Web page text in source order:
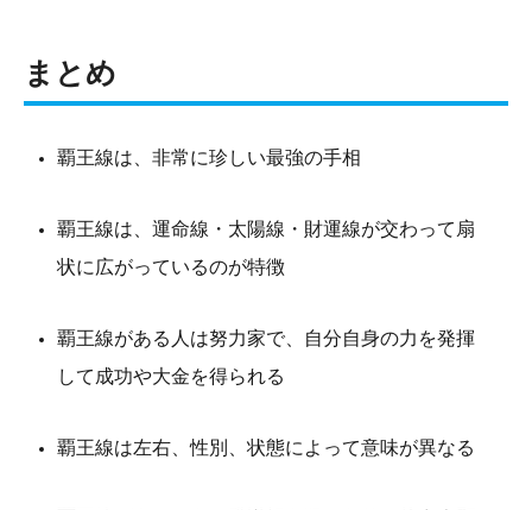
まとめ
覇王線は、非常に珍しい最強の手相
覇王線は、運命線・太陽線・財運線が交わって扇
状に広がっているのが特徴
覇王線がある人は努力家で、自分自身の力を発揮
して成功や大金を得られる
覇王線は左右、性別、状態によって意味が異なる